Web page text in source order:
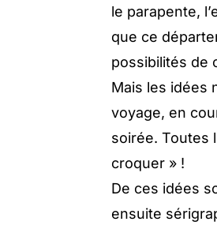
le parapente,
que ce
possibilités de
Mais les idées
voyage, en
soirée. Toutes
croquer » !
De ces idées
ensuite